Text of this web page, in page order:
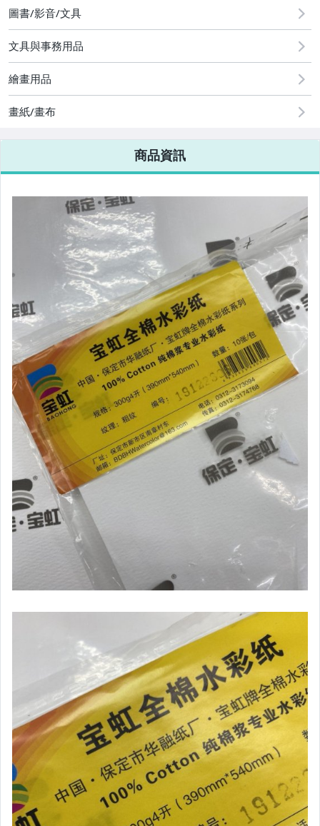
圖書/影音/文具
居家、家具與園藝
玩具、模型與公仔
圖書/影音/文具
文具與事務用品
繪畫用品
畫紙/畫布
商品資訊